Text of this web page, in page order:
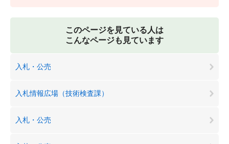
このページを見ている人は
こんなページも見ています
入札・公売
入札情報広場（技術検査課）
入札・公売